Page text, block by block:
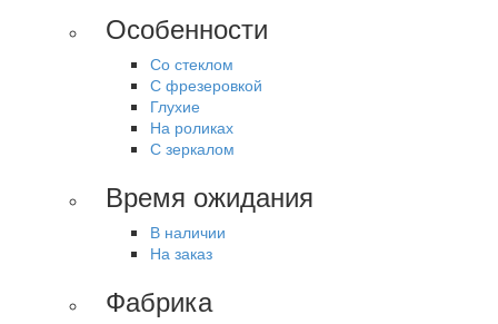
Особенности
Со стеклом
С фрезеровкой
Глухие
На роликах
С зеркалом
Время ожидания
В наличии
На заказ
Фабрика